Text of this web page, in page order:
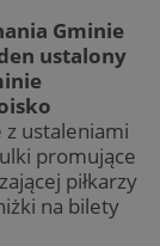
Gminie
ustalony
z ustaleniami
promujące
piłkarzy
na bilety